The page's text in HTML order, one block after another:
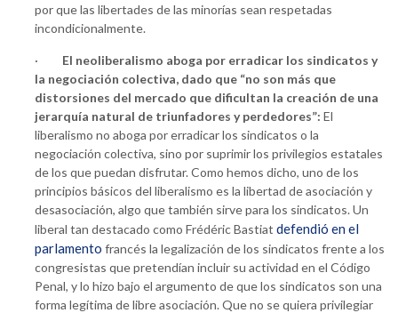
por que las libertades de las minorías sean respetadas
incondicionalmente.
· El neoliberalismo aboga por erradicar los sindicatos y
la negociación colectiva, dado que “no son más que
distorsiones del mercado que dificultan la creación de una
jerarquía natural de triunfadores y perdedores”: El
liberalismo no aboga por erradicar los sindicatos o la
negociación colectiva, sino por suprimir los privilegios estatales
de los que puedan disfrutar. Como hemos dicho, uno de los
principios básicos del liberalismo es la libertad de asociación y
desasociación, algo que también sirve para los sindicatos. Un
liberal tan destacado como Frédéric Bastiat defendió en el
parlamento francés la legalización de los sindicatos frente a los
congresistas que pretendían incluir su actividad en el Código
Penal, y lo hizo bajo el argumento de que los sindicatos son una
forma legítima de libre asociación. Que no se quiera privilegiar